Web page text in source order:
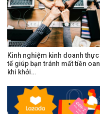
Kinh nghiệm kinh doanh thực
tế giúp bạn tránh mất tiền oan
khi khởi…